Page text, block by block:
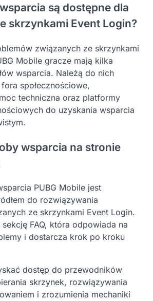
są dostępne dla
skrzynkami Event Login?
związanych ze skrzynkami
Mobile gracze mają kilka
wsparcia. Należą do nich
społecznościowe,
techniczna oraz platformy
do uzyskania wsparcia
wsparcia na stronie
PUBG Mobile jest
do rozwiązywania
ze skrzynkami Event Login.
FAQ, która odpowiada na
i dostarcza krok po kroku
dostęp do przewodników
skrzynek, rozwiązywania
i zrozumienia mechaniki